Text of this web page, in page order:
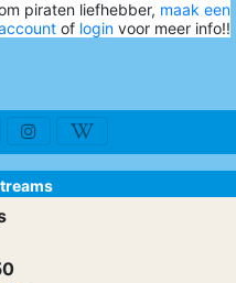
piraten liefhebber, maak een
of login voor meer info!!